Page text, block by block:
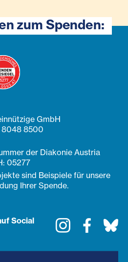
zum Spenden:
GmbH
8048 8500
der Diakonie Austria
05277
sind Beispiele für unsere
Ihrer Spende.
Social
Instagram